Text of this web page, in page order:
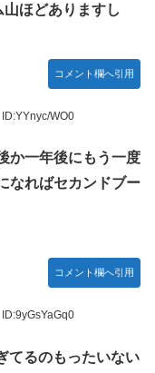
ほどありますし
コメント欄へ引用
ID:YYnyc/WO0
か一年後にもう一度
なればセカンドブー
コメント欄へ引用
ID:9yGsYaGq0
てるのもったいない